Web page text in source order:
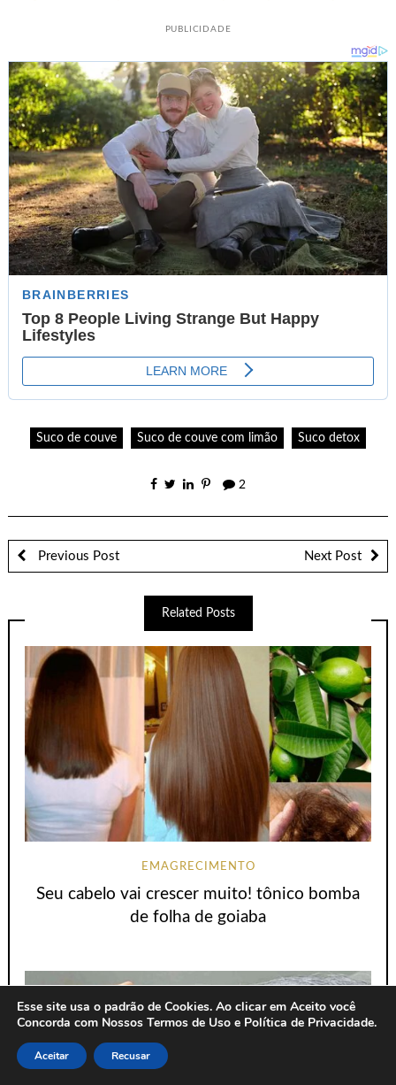
PUBLICIDADE
Suco de couve Suco de couve com limão Suco detox
2
Previous Post Next Post
Related Posts
EMAGRECIMENTO
Seu cabelo vai crescer muito! tônico bomba
de folha de goiaba
Esse site usa o padrão de Cookies. Ao clicar em Aceito você
Concorda com Nossos Termos de Uso e Política de Privacidade.
Aceitar Recusar